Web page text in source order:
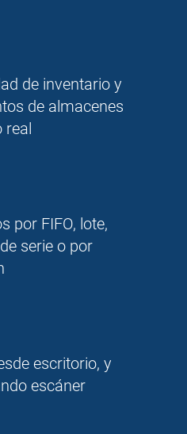
de inventario y
de almacenes
real
por FIFO, lote,
serie o por
escritorio, y
escáner